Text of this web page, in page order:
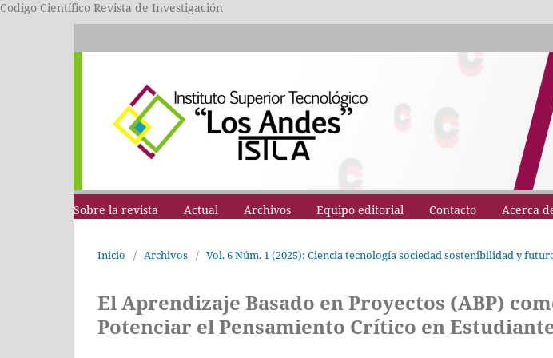
Codigo Científico Revista de Investigación
Sobre la revista Actual Archivos Equipo editorial Contacto Acerca
Inicio / Archivos / Vol. 6 Núm. 1 (2025): Ciencia tecnología sociedad sostenibilidad y
El Aprendizaje Basado en Proyectos (ABP)
Potenciar el Pensamiento Crítico en